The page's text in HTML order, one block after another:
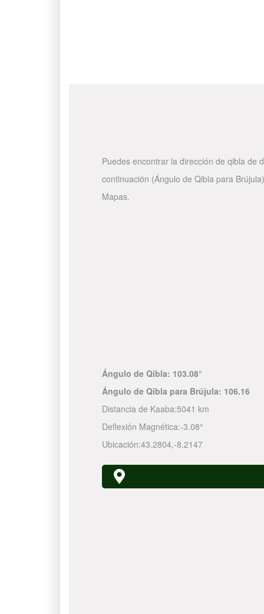
Puedes encontrar la dirección de qibla de
continuación (Ángulo de Qibla para
Mapas.
Ángulo de Qibla: 103.08°
Ángulo de Qibla para Brújula: 106.16
Distancia de Kaaba:5041 km
Deflexión Magnética:-3.08°
Ubicación:43.2804,-8.2147